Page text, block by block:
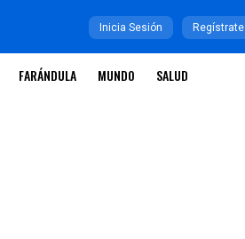
Inicia Sesión Regístrate
FARÁNDULA MUNDO SALUD